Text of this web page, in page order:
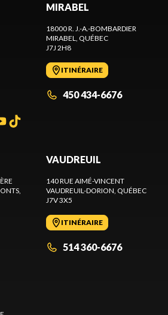
MIRABEL
18000 R. J.-A.-BOMBARDIER
MIRABEL
, QUÉBEC
J7J 2H8
ITINÉRAIRE
450 434-6676
VAUDREUIL
140 RUE AIMÉ-VINCENT
VAUDREUIL-DORION , QUÉBEC
J7V 3X5
ITINÉRAIRE
514 360-6676